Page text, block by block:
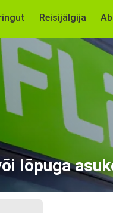
Reisijälgija
lõpuga